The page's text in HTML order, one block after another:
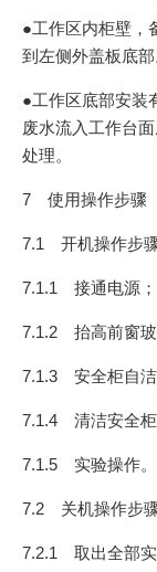
●工作区内柜壁，
到左侧外盖板底部
●工作区底部安装
废水流入工作台
处理。
7 使用操作步骤
7.1 开机操作步
7.1.1 接通电源；
7.1.2 抬高前窗玻
7.1.3 安全柜自洁
7.1.4 清洁安全柜
7.1.5 实验操作。
7.2 关机操作步
7.2.1 取出全部实